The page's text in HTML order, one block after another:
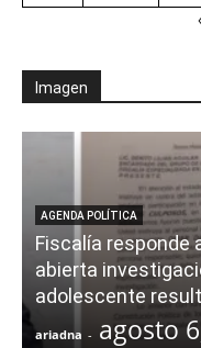
Imagen
AGENDA POLÍTICA
Fiscalía responde
abierta
adolescente
ariadna - agosto